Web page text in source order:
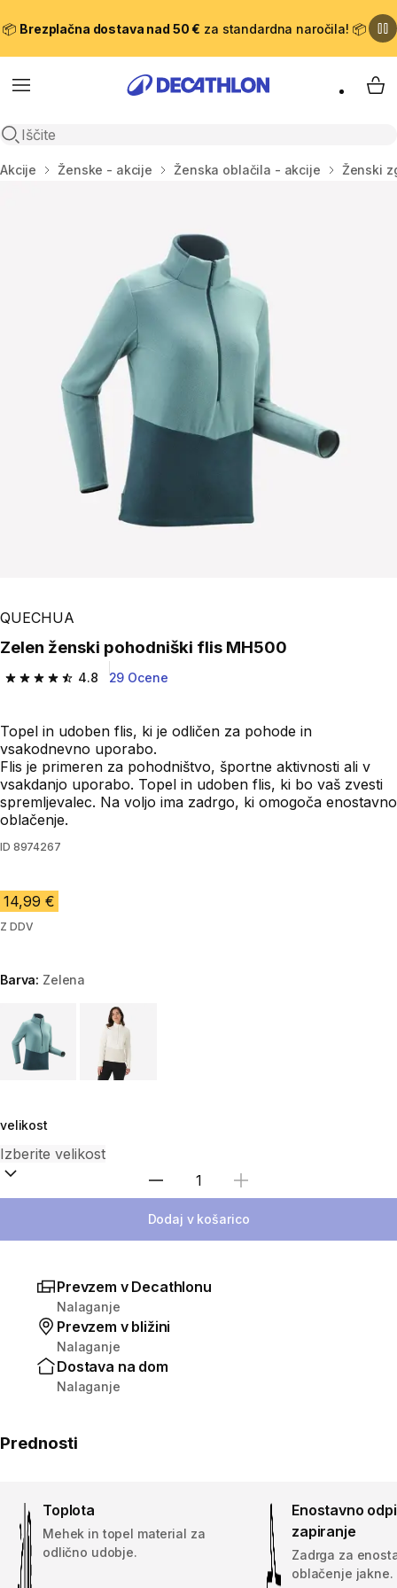
📦 Brezplačna dostava nad 50 € za standardna naročila! 📦
Meni
Odpri iskanje
Domov
Akcije Ženske - akcije Ženska oblačila - akcije Ženski
QUECHUA
Zelen ženski pohodniški flis MH500
4.8
4.8 od 5 zvezdic from 29 ocene
29 Ocene
Topel in udoben flis, ki je odličen za pohode in
vsakodnevno uporabo.
Flis je primeren za pohodništvo, športne aktivnosti ali v
vsakdanjo uporabo. Topel in udoben flis, ki bo vaš zvesti
spremljevalec. Na voljo ima zadrgo, ki omogoča enostavno
oblačenje.
ID 8974267
14,99 €
Z DDV
Barva: Zelena
Choose a variant
velikost
Izberite količino
Dodaj v košarico
Prevzem v Decathlonu
Nalaganje
Prevzem v bližini
Nalaganje
Dostava na dom
Nalaganje
Prednosti
Toplota
Mehek in topel material za
odlično udobje.
Enostavno
zapiranje
Zadrga za
oblačenje jakne.